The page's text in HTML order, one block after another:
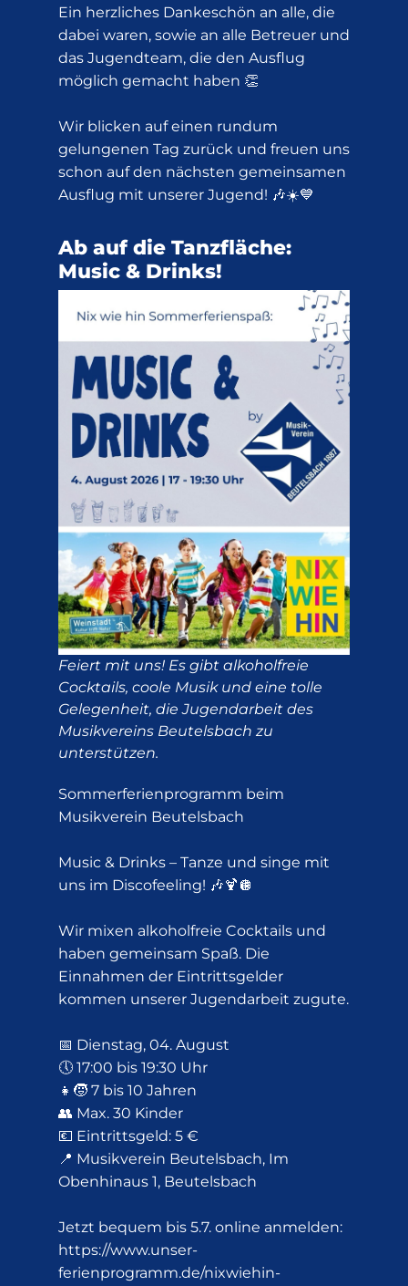
Ein herzliches Dankeschön an alle, die
dabei waren, sowie an alle Betreuer und
das Jugendteam, die den Ausflug
möglich gemacht haben 👏
Wir blicken auf einen rundum
gelungenen Tag zurück und freuen uns
schon auf den nächsten gemeinsamen
Ausflug mit unserer Jugend! 🎶☀️💙
Ab auf die Tanzfläche:
Music & Drinks!
Feiert mit uns! Es gibt alkoholfreie
Cocktails, coole Musik und eine tolle
Gelegenheit, die Jugendarbeit des
Musikvereins Beutelsbach zu
unterstützen.
Sommerferienprogramm beim
Musikverein Beutelsbach
Music & Drinks – Tanze und singe mit
uns im Discofeeling! 🎶🍹🪩
Wir mixen alkoholfreie Cocktails und
haben gemeinsam Spaß. Die
Einnahmen der Eintrittsgelder
kommen unserer Jugendarbeit zugute.
📅 Dienstag, 04. August
🕔 17:00 bis 19:30 Uhr
👧🧒 7 bis 10 Jahren
👥 Max. 30 Kinder
💶 Eintrittsgeld: 5 €
📍 Musikverein Beutelsbach, Im
Obenhinaus 1, Beutelsbach
Jetzt bequem bis 5.7. online anmelden:
https://www.unser-
ferienprogramm.de/nixwiehin-